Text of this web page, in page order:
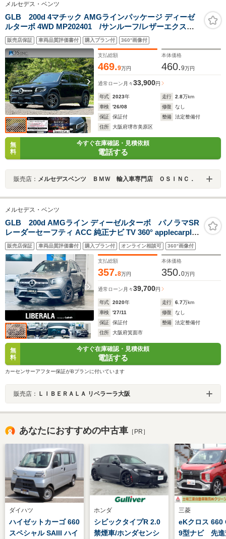
メルセデス・ベンツ
GLB 200d 4マチック AMGラインパッケージ ディーゼ
ルターボ 4WD MP202401 /サンルーフ/レザーエクスク
ルーシブP/赤革/レーダーセーフティP/ディーゼルターボ/
全周囲カメラ/64色アンビエントライト/パワートランク/純
正ナビ/Bluetooth/パワーシート/シートヒーター
販売店保証 車両品質評価書付 購入プラン付 360°画像付
支払総額
469.9万円
本体価格
460.9万円
通常ローン 月々33,900円
年式 2023年 走行 2.8万km
車検
'26/08 修復
なし
保証
保証付 整備
法定整備付
住所
大阪府堺市美原区
無
料
今すぐ在庫確認・見積依頼
電話する
販売店： メルセデスベンツ ＢＭＷ 輸入車専門店 ＯＳＩＮＣ．
メルセデス・ベンツ
GLB 200d AMGライン ディーゼルターボ パノラマSR
レーダーセーフティ ACC 純正ナビ TV 360° applecarplay
純正19インチAW LED アンビエントライト 電動リアゲー
ト ワイヤレス充電 ハーフ革 メモリ付きパワーシート シ
ートヒーター スマートキー
販売店保証 車両品質評価書付 購入プラン付 オンライン相談可 360°画像付
支払総額
357.8万円
本体価格
350.0万円
通常ローン 月々39,700円
年式 2020年 走行 6.7万km
車検
'27/11 修復
なし
保証
保証付 整備
法定整備付
住所
大阪府箕面市
無
料
今すぐ在庫確認・見積依頼
電話する
カーセンサーアフター保証がBプランに付いています
販売店： ＬＩＢＥＲＡＬＡ リベラーラ大阪
あなたにおすすめの中古車 ［PR］
ダイハツ
ハイゼットカーゴ 660
スペシャル SAIII ハイ
ホンダ
シビックタイプR 2.0
禁煙車/ホンダセンシ
三菱
eKクロス 660
9型ナビ 先進